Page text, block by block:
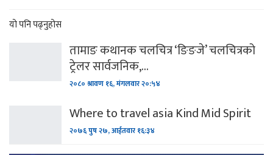
यो पनि पढ्नुहोस
तामाङ कथानक चलचित्र ‘ङिङजे’ चलचित्रको
ट्रेलर सार्वजनिक,…
२०८० श्रावण १६, मंगलवार २०:५४
Where to travel asia Kind Mid Spirit
२०७६ पुष २७, आईतवार १६:३४